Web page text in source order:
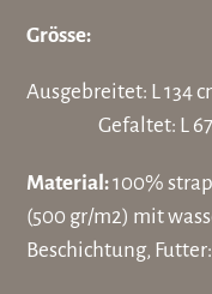
Grösse:
Gefaltet: L 67
Material:100%
(500 gr/m2) mit
Beschichtung,